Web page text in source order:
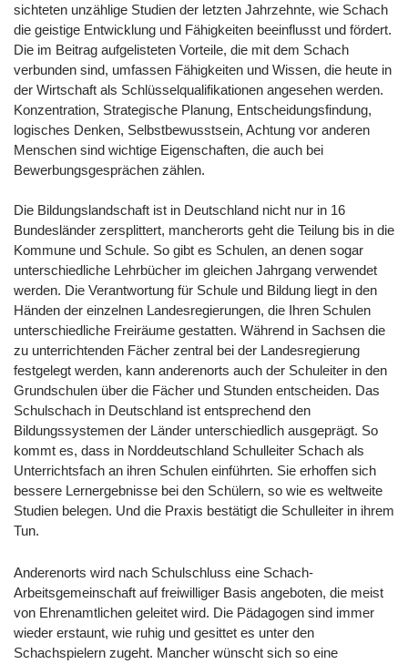
sichteten unzählige Studien der letzten Jahrzehnte, wie Schach
die geistige Entwicklung und Fähigkeiten beeinflusst und fördert.
Die im Beitrag aufgelisteten Vorteile, die mit dem Schach
verbunden sind, umfassen Fähigkeiten und Wissen, die heute in
der Wirtschaft als Schlüsselqualifikationen angesehen werden.
Konzentration, Strategische Planung, Entscheidungsfindung,
logisches Denken, Selbstbewusstsein, Achtung vor anderen
Menschen sind wichtige Eigenschaften, die auch bei
Bewerbungsgesprächen zählen.
Die Bildungslandschaft ist in Deutschland nicht nur in 16
Bundesländer zersplittert, mancherorts geht die Teilung bis in die
Kommune und Schule. So gibt es Schulen, an denen sogar
unterschiedliche Lehrbücher im gleichen Jahrgang verwendet
werden. Die Verantwortung für Schule und Bildung liegt in den
Händen der einzelnen Landesregierungen, die Ihren Schulen
unterschiedliche Freiräume gestatten. Während in Sachsen die
zu unterrichtenden Fächer zentral bei der Landesregierung
festgelegt werden, kann anderenorts auch der Schuleiter in den
Grundschulen über die Fächer und Stunden entscheiden. Das
Schulschach in Deutschland ist entsprechend den
Bildungssystemen der Länder unterschiedlich ausgeprägt. So
kommt es, dass in Norddeutschland Schulleiter Schach als
Unterrichtsfach an ihren Schulen einführten. Sie erhoffen sich
bessere Lernergebnisse bei den Schülern, so wie es weltweite
Studien belegen. Und die Praxis bestätigt die Schulleiter in ihrem
Tun.
Anderenorts wird nach Schulschluss eine Schach-
Arbeitsgemeinschaft auf freiwilliger Basis angeboten, die meist
von Ehrenamtlichen geleitet wird. Die Pädagogen sind immer
wieder erstaunt, wie ruhig und gesittet es unter den
Schachspielern zugeht. Mancher wünscht sich so eine